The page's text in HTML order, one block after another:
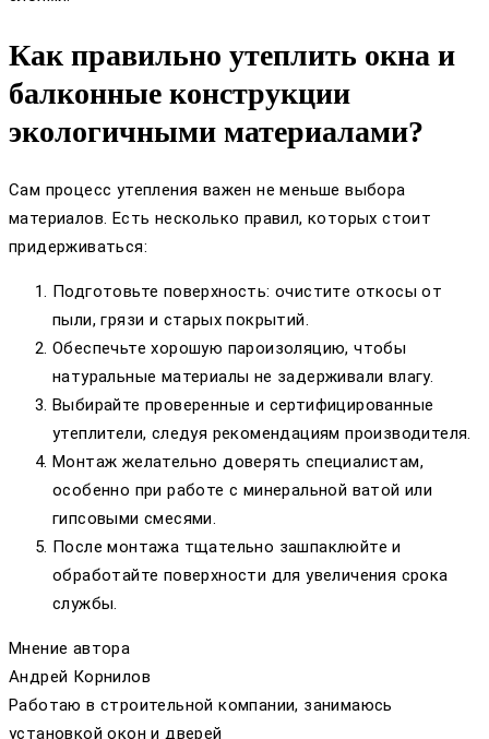
Как правильно утеплить окна и
балконные конструкции
экологичными материалами?
Сам процесс утепления важен не меньше выбора
материалов. Есть несколько правил, которых стоит
придерживаться:
Подготовьте поверхность: очистите откосы от
пыли, грязи и старых покрытий.
Обеспечьте хорошую пароизоляцию, чтобы
натуральные материалы не задерживали влагу.
Выбирайте проверенные и сертифицированные
утеплители, следуя рекомендациям производителя.
Монтаж желательно доверять специалистам,
особенно при работе с минеральной ватой или
гипсовыми смесями.
После монтажа тщательно зашпаклюйте и
обработайте поверхности для увеличения срока
службы.
Мнение автора
Андрей Корнилов
Работаю в строительной компании, занимаюсь
установкой окон и дверей